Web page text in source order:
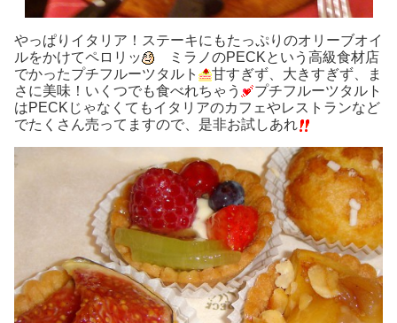
やっぱりイタリア！ステーキにもたっぷりのオリーブオイ
ルをかけてペロリッ
ミラノのPECKという高級食材店
でかったプチフルーツタルト
甘すぎず、大きすぎず、ま
さに美味！いくつでも食べれちゃう
プチフルーツタルト
はPECKじゃなくてもイタリアのカフェやレストランなど
でたくさん売ってますので、是非お試しあれ